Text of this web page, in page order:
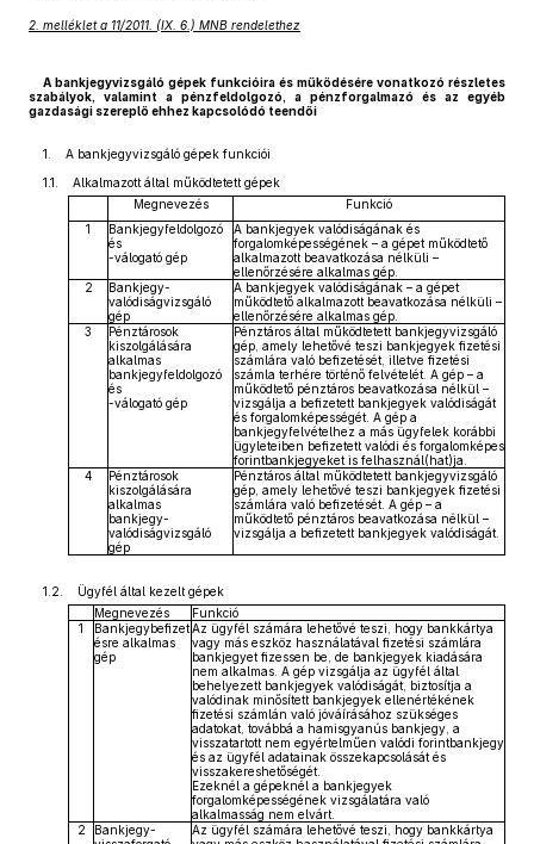
2. melléklet a 11/2011. (IX. 6.) MNB rendelethez
A bankjegyvizsgáló gépek funkcióira és működésére vonatkozó részletes
szabályok, valamint a pénzfeldolgozó, a pénzforgalmazó és az egyéb
gazdasági szereplő ehhez kapcsolódó teendői
1. A bankjegyvizsgáló gépek funkciói
1.1. Alkalmazott által működtetett gépek
Megnevezés
Funkció
1
Bankjegyfeldolgozó
és
-válogató gép
A bankjegyek valódiságának és
forgalomképességének – a gépet működtető
alkalmazott beavatkozása nélküli –
ellenőrzésére alkalmas gép.
2
Bankjegy-
valódiságvizsgáló
gép
A bankjegyek valódiságának – a gépet
működtető alkalmazott beavatkozása nélküli –
ellenőrzésére alkalmas gép.
3
Pénztárosok
kiszolgálására
alkalmas
bankjegyfeldolgozó
és
-válogató gép
Pénztáros által működtetett bankjegyvizsgáló
gép, amely lehetővé teszi bankjegyek fizetési
számlára való befizetését, illetve fizetési
számla terhére történő felvételét. A gép – a
működtető pénztáros beavatkozása nélkül –
vizsgálja a befizetett bankjegyek valódiságát
és forgalomképességét. A gép a
bankjegyfelvételhez a más ügyfelek korábbi
ügyleteiben befizetett valódi és forgalomképes
forintbankjegyeket is felhasznál(hat)ja.
4
Pénztárosok
kiszolgálására
alkalmas
bankjegy-
valódiságvizsgáló
gép
Pénztáros által működtetett bankjegyvizsgáló
gép, amely lehetővé teszi bankjegyek fizetési
számlára való befizetését. A gép – a
működtető pénztáros beavatkozása nélkül –
vizsgálja a befizetett bankjegyek valódiságát.
1.2. Ügyfél által kezelt gépek
Megnevezés
Funkció
1
Bankjegybefizet
ésre alkalmas
gép
Az ügyfél számára lehetővé teszi, hogy bankkártya
vagy más eszköz használatával fizetési számlára
bankjegyet fizessen be, de bankjegyek kiadására
nem alkalmas. A gép vizsgálja az ügyfél által
behelyezett bankjegyek valódiságát, biztosítja a
valódinak minősített bankjegyek ellenértékének
fizetési számlán való jóváírásához szükséges
adatokat, továbbá a hamisgyanús bankjegy, a
visszatartott nem egyértelműen valódi forintbankjegy
és az ügyfél adatainak összekapcsolását és
visszakereshetőségét.
Ezeknél a gépeknél a bankjegyek
forgalomképességének vizsgálatára való
alkalmasság nem elvárt.
2
Bankjegy-
Az ügyfél számára lehetővé teszi, hogy bankkártya